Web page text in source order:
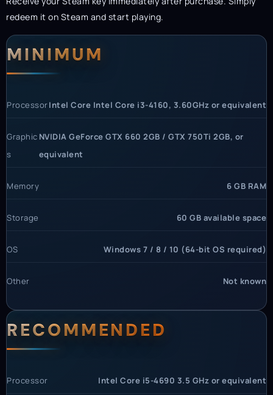
redeem it on Steam and start playing.
System Requirements
MINIMUM
ProcessorIntel Core Intel Core i3-4160, 3.60GHz or equivalent
Graphic
s
NVIDIA GeForce GTX 660 2GB / GTX 750Ti 2GB, or
equivalent
Memory 6 GB RAM
Storage 60 GB available space
OS Windows 7 / 8 / 10 (64-bit OS required)
Other Not known
RECOMMENDED
Processor Intel Core i5-4690 3.5 GHz or equivalent